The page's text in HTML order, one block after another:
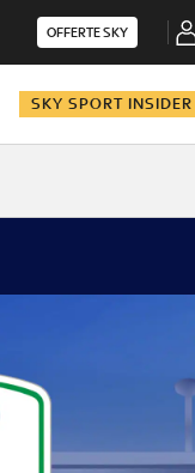
OFFERTE SKY
SKY SPORT INSIDER